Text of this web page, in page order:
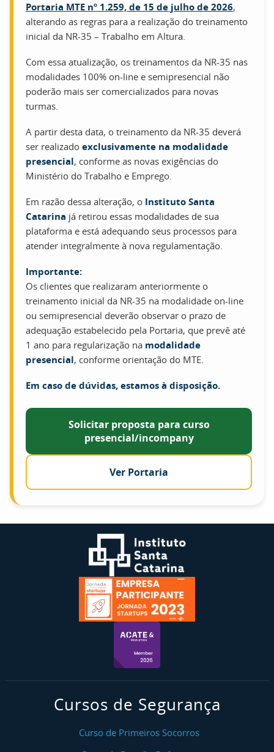
Portaria MTE nº 1.259, de 15 de julho de 2026,
alterando as regras para a realização do treinamento
inicial da NR-35 – Trabalho em Altura.
Com essa atualização, os treinamentos da NR-35 nas
modalidades 100% on-line e semipresencial não
poderão mais ser comercializados para novas
turmas.
A partir desta data, o treinamento da NR-35 deverá
ser realizado exclusivamente na modalidade
presencial, conforme as novas exigências do
Ministério do Trabalho e Emprego.
Em razão dessa alteração, o Instituto Santa
Catarina já retirou essas modalidades de sua
plataforma e está adequando seus processos para
atender integralmente à nova regulamentação.
Importante:
Os clientes que realizaram anteriormente o
treinamento inicial da NR-35 na modalidade on-line
ou semipresencial deverão observar o prazo de
adequação estabelecido pela Portaria, que prevê até
1 ano para regularização na modalidade
presencial, conforme orientação do MTE.
Em caso de dúvidas, estamos à disposição.
Solicitar proposta para curso
presencial/incompany
Ver Portaria
Cursos de Segurança
Curso de Primeiros Socorros